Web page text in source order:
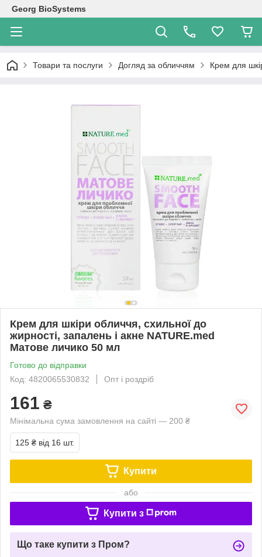
Georg BioSystems
Товари та послуги Догляд за обличчям Крем для
Крем для шкіри обличчя, схильної до
жирності, запалень і акне NATURE.med
Матове личико 50 мл
Готово до відправки
Код: 4820065530832
Опт і роздріб
161 ₴
Мінімальна сума замовлення на сайті — 200 ₴
125 ₴ від 16 шт.
Купити
або
Купити з
Що таке купити з Пром?